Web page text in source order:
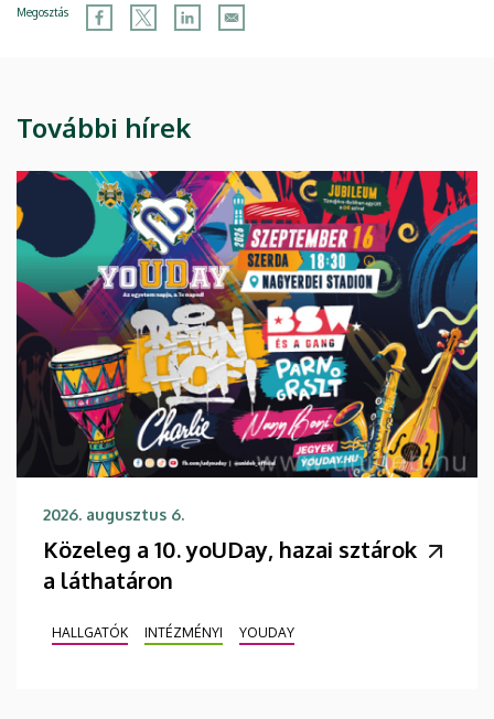
Megosztás
További hírek
2026. augusztus 6.
Közeleg a 10. yoUDay, hazai sztárok
a láthatáron
HALLGATÓK INTÉZMÉNYI YOUDAY